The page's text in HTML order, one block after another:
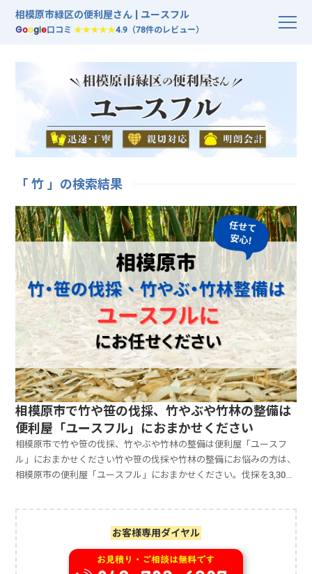
相模原市緑区の便利屋さん | ユースフル
Google口コミ★★★★★4.9（78件のレビュー）
「 竹 」の検索結果
相模原市で竹や笹の伐採、竹やぶや竹林の整備は
便利屋「ユースフル」におまかせください
相模原市で竹や笹の伐採、竹やぶや竹林の整備は便利屋「ユースフ
ル」におまかせください竹や笹の伐採や竹林の整備にお悩みの方は、
相模原市の便利屋「ユースフル」におまかせください。伐採を3,300
無料ですので、お気軽にご相談ください。 竹や笹は成長が早いので
繁茂するのはあっという間です。自宅の庭や敷地内の竹や笹の整備を
試みても、「自力では手を付けられない」「伐採方法がわからない」
と悩む方もいます。 便利屋「ユースフル」では、竹や笹の伐採から
竹林の整備まで、幅広く対応可能です。お見積もりは無料ですので、
お客様専用ダイヤル